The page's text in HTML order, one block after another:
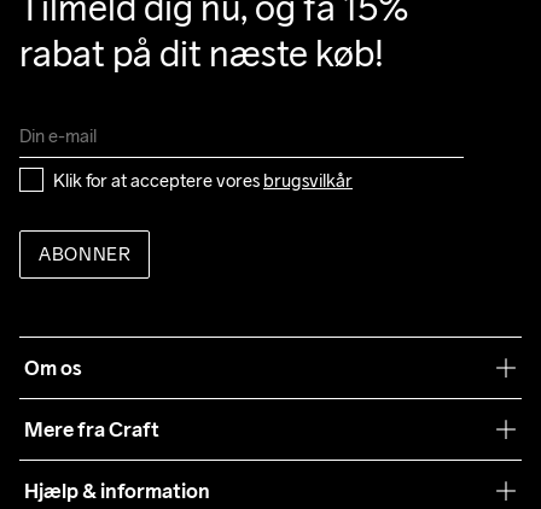
rabat på dit næste køb!
Klik for at acceptere vores brugsvilkår
ABONNER
Om os
Mere fra Craft
Hjælp & information